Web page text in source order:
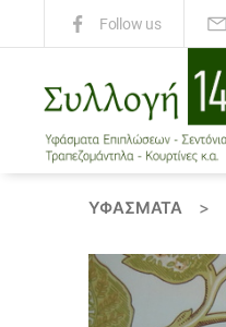
Follow us
ΥΦΆΣΜΑΤΑ >